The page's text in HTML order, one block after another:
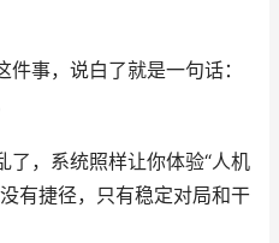
事，说白了就是一句话：
了，系统照样让你体验“人机
有捷径，只有稳定对局和干